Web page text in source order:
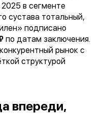
2025 в сегменте
сустава тотальный,
подписано
по датам заключения.
рынок с
структурой
впереди,